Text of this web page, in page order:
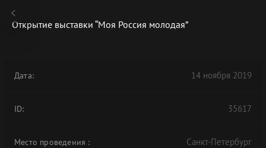
В АРХИВЕ
Открытие выставки “Моя Россия молодая”
Дата: 14 ноября 2019
ID: 35617
Место проведения : Санкт-Петербург